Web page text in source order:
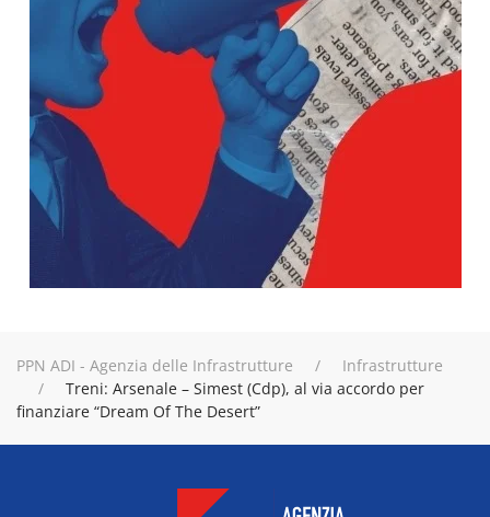
PPN ADI - Agenzia delle Infrastrutture
Infrastrutture
Treni: Arsenale – Simest (Cdp), al via accordo per
finanziare “Dream Of The Desert”